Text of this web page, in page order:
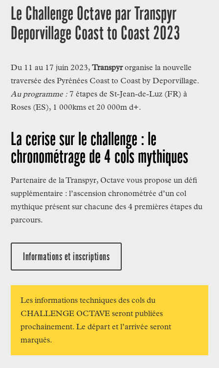
Le Challenge Octave par Transpyr
Deporvillage Coast to Coast 2023
Du 11 au 17 juin 2023,Transpyrorganise la nouvelle
traversée des Pyrénées Coast to Coast by Deporvillage.
Au programme : 7 étapes de St-Jean-de-Luz (FR) à
Roses (ES), 1 000kms et 20 000m d+.
La cerise sur le challenge : le
chronométrage de 4 cols mythiques
Partenaire de la Transpyr, Octave vous propose un défi
supplémentaire : l’ascension chronométrée d’un col
mythique présent sur chacune des 4 premières étapes du
parcours.
Informations et inscriptions
Les informations techniques des cols du
CHALLENGE OCTAVE seront publiées
prochainement. Le départ et l’arrivée seront
marqués.